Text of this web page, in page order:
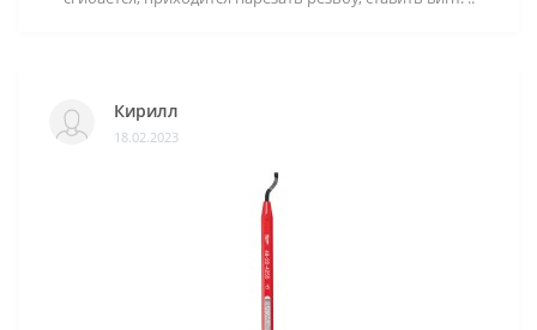
Кирилл
18.02.2023